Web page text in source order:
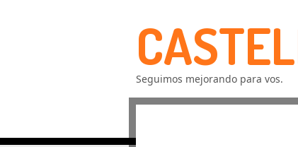
Seguimos mejorando para vos.